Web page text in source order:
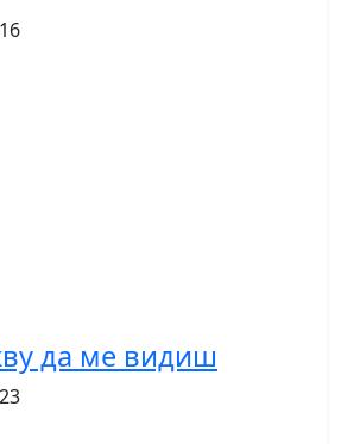
16
да ме видиш
23